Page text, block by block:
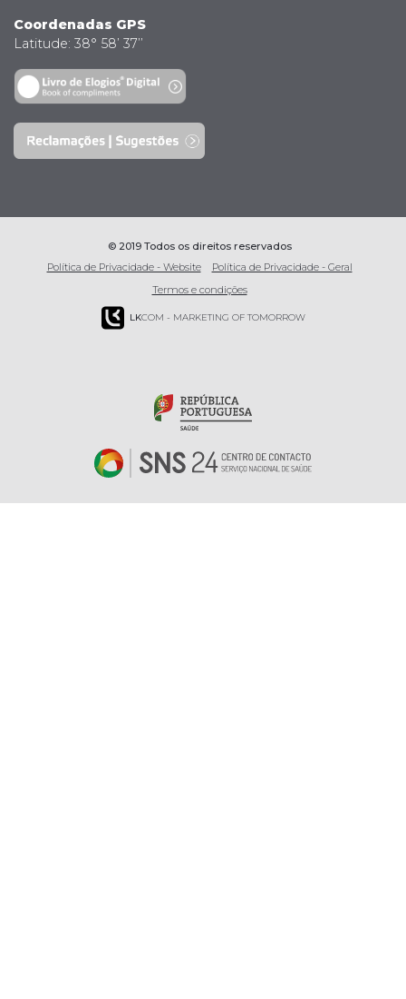
Coordenadas GPS
Latitude: 38° 58’ 37’’
© 2019 Todos os direitos reservados
Política de Privacidade - Website
Política de Privacidade - Geral
Termos e condições
LKCOM - MARKETING OF TOMORROW